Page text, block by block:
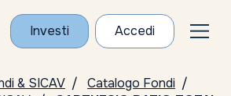
Investi Accedi
& SICAV
Catalogo Fondi